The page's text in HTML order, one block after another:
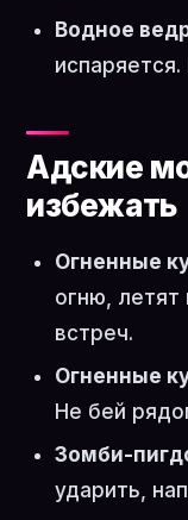
Водное
Адские
избежать
Огненные
огню, летят
встреч.
Огненные
Не бей
Зомби-
ударить,